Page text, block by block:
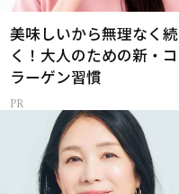
美味しいから無理なく続
く！大人のための新・コ
ラーゲン習慣